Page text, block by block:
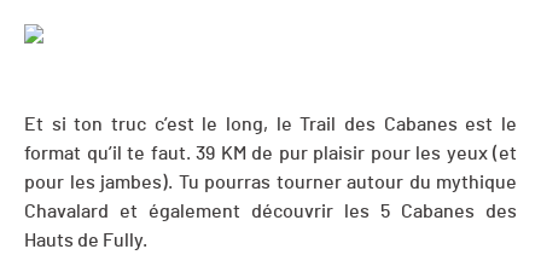
Et si ton truc c’est le long, le Trail des Cabanes est le
format qu’il te faut. 39 KM de pur plaisir pour les yeux (et
pour les jambes). Tu pourras tourner autour du mythique
Chavalard et également découvrir les 5 Cabanes des
Hauts de Fully.